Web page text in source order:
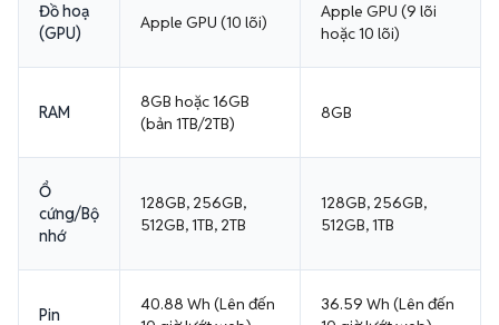
Đồ hoạ
(GPU)
Apple GPU (10 lõi)
Apple GPU (9 lõi
hoặc 10 lõi)
RAM
8GB hoặc 16GB
(bản 1TB/2TB)
8GB
Ổ
cứng/Bộ
nhớ
128GB, 256GB,
512GB, 1TB, 2TB
128GB, 256GB,
512GB, 1TB
Pin
40.88 Wh (Lên đến
36.59 Wh (Lên đến